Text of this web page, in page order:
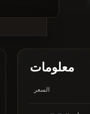
مشفرة حديثة
معلومات
السعر